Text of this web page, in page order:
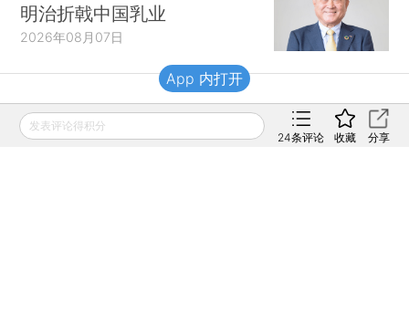
明治折戟中国乳业
2026年08月07日
财新移动
发表评论得积分
24条评论 收藏 分享
App 内打开